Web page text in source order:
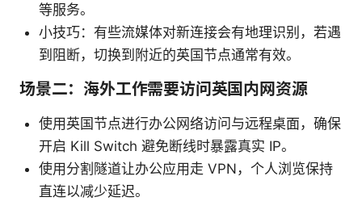
等服务。
小技巧：有些流媒体对新连接会有地理识别，若遇
到阻断，切换到附近的英国节点通常有效。
场景二：海外工作需要访问英国内网资源
使用英国节点进行办公网络访问与远程桌面，确保
开启 Kill Switch 避免断线时暴露真实 IP。
使用分割隧道让办公应用走 VPN，个人浏览保持
直连以减少延迟。